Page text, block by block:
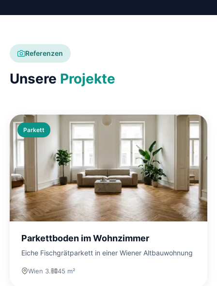
Referenzen
Unsere Projekte
Parkett
Parkettboden im Wohnzimmer
Eiche Fischgrätparkett in einer Wiener Altbauwohnung
Wien 3. 45 m²